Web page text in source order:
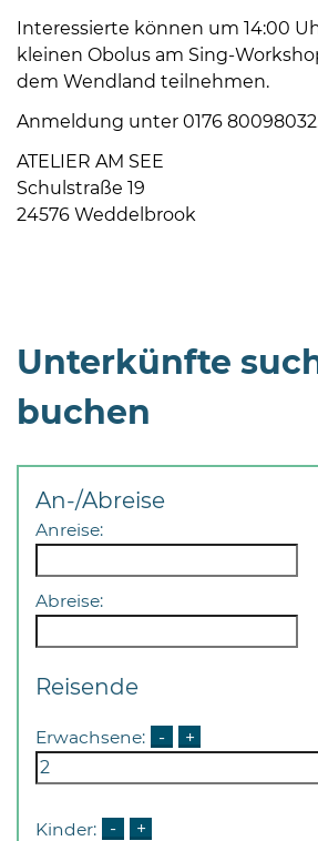
und
14
18
sowie
außerhalb
Interessierte können um 14:00
kleinen Obolus am Sing-
dem Wendland teilnehmen.
Anmeldung unter 0176
ATELIER AM SEE
Schulstraße 19
24576 Weddelbrook
Unterkünfte
buchen
An-/Abreise
Anreise:
Abreise:
Reisende
Erwachsene: - +
Kinder: - +